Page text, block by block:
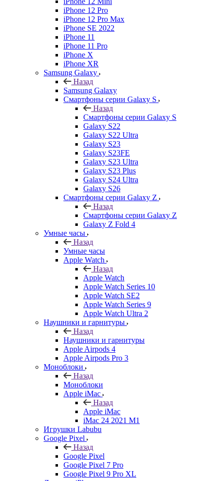
iPhone 12 Pro
iPhone 12 Pro Max
iPhone SE 2022
iPhone 11
iPhone 11 Pro
iPhone X
iPhone XR
Samsung Galaxy
Назад
Samsung Galaxy
Смартфоны серии Galaxy S
Назад
Смартфоны серии Galaxy S
Galaxy S22
Galaxy S22 Ultra
Galaxy S23
Galaxy S23FE
Galaxy S23 Ultra
Galaxy S23 Plus
Galaxy S24 Ultra
Galaxy S26
Смартфоны серии Galaxy Z
Назад
Смартфоны серии Galaxy Z
Galaxy Z Fold 4
Умные часы
Назад
Умные часы
Apple Watch
Назад
Apple Watch
Apple Watch Series 10
Apple Watch SE2
Apple Watch Series 9
Apple Watch Ultra 2
Наушники и гарнитуры
Назад
Наушники и гарнитуры
Apple Airpods 4
Apple Airpods Pro 3
Моноблоки
Назад
Моноблоки
Apple iMac
Назад
Apple iMac
iMac 24 2021 M1
Игрушки Labubu
Google Pixel
Назад
Google Pixel
Google Pixel 7 Pro
Google Pixel 9 Pro XL